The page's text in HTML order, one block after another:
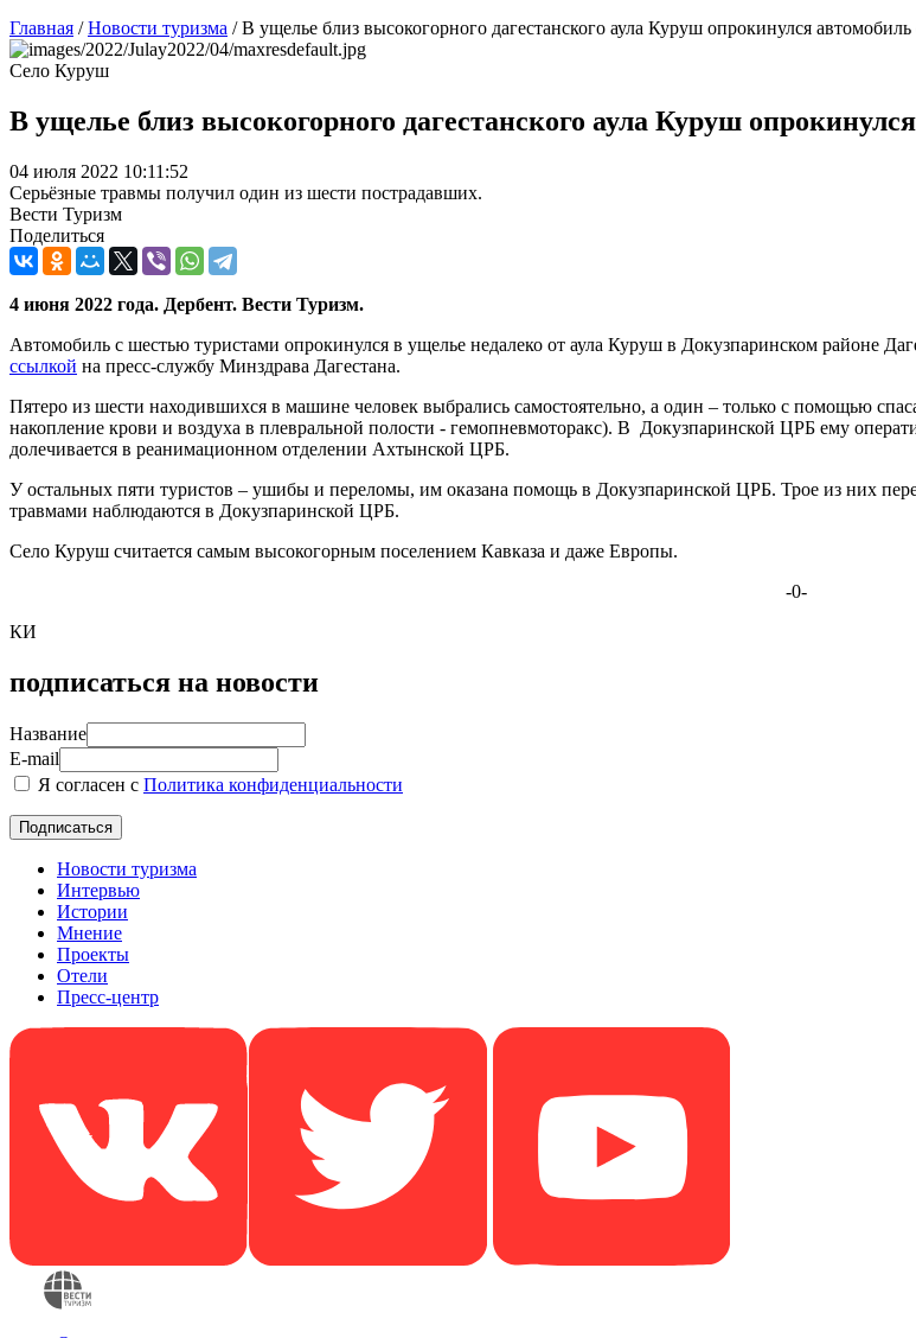
Главная /Новости туризма /В ущелье близ высокогорного дагестанского аула Куруш опрокинулся автомобиль
Село Куруш
В ущелье близ высокогорного дагестанского аула Куруш
04 июля 2022 10:11:52
Серьёзные травмы получил один из шести пострадавших.
Вести Туризм
Поделиться
4 июня 2022 года. Дербент. Вести Туризм.
Автомобиль с шестью туристами опрокинулся в ущелье недалеко от аула Куруш в Докузпаринском районе
ссылкой на пресс-службу Минздрава Дагестана.
Пятеро из шести находившихся в машине человек выбрались самостоятельно, а один – только с помощью
накопление крови и воздуха в плевральной полости - гемопневмоторакс). В Докузпаринской ЦРБ ему
долечивается в реанимационном отделении Ахтынской ЦРБ.
У остальных пяти туристов – ушибы и переломы, им оказана помощь в Докузпаринской ЦРБ. Трое из них
травмами наблюдаются в Докузпаринской ЦРБ.
Село Куруш считается самым высокогорным поселением Кавказа и даже Европы.
-0-
КИ
подписаться на новости
Название
E-mail
Я согласен с Политика конфиденциальности
Новости туризма
Интервью
Истории
Мнение
Проекты
Отели
Пресс-центр